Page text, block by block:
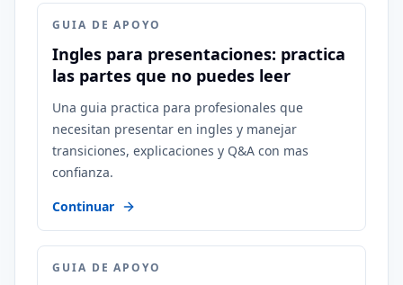
GUIA DE APOYO
Ingles para presentaciones: practica
las partes que no puedes leer
Una guia practica para profesionales que
necesitan presentar en ingles y manejar
transiciones, explicaciones y Q&A con mas
confianza.
Continuar
GUIA DE APOYO